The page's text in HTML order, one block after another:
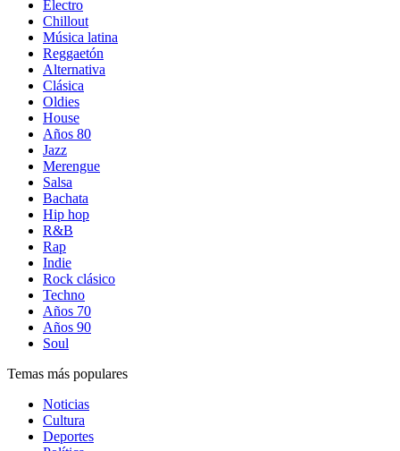
Electro
Chillout
Música latina
Reggaetón
Alternativa
Clásica
Oldies
House
Años 80
Jazz
Merengue
Salsa
Bachata
Hip hop
R&B
Rap
Indie
Rock clásico
Techno
Años 70
Años 90
Soul
Temas más populares
Noticias
Cultura
Deportes